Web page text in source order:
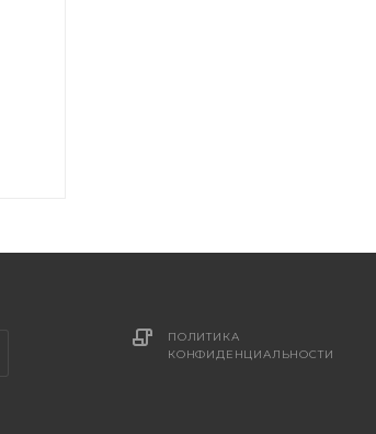
ПОЛИТИКА
КОНФИДЕНЦИАЛЬНОСТИ